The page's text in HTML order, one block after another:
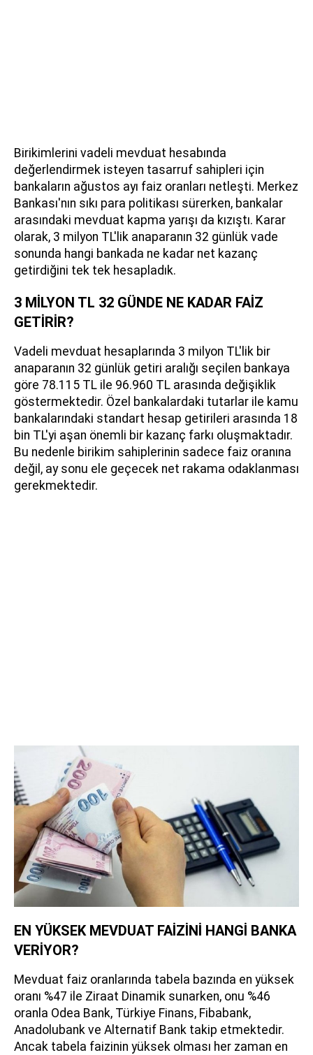
Birikimlerini vadeli mevduat hesabında
değerlendirmek isteyen tasarruf sahipleri için
bankaların ağustos ayı faiz oranları netleşti. Merkez
Bankası'nın sıkı para politikası sürerken, bankalar
arasındaki mevduat kapma yarışı da kızıştı. Karar
olarak, 3 milyon TL'lik anaparanın 32 günlük vade
sonunda hangi bankada ne kadar net kazanç
getirdiğini tek tek hesapladık.
3 MİLYON TL 32 GÜNDE NE KADAR FAİZ
GETİRİR?
Vadeli mevduat hesaplarında 3 milyon TL'lik bir
anaparanın 32 günlük getiri aralığı seçilen bankaya
göre 78.115 TL ile 96.960 TL arasında değişiklik
göstermektedir. Özel bankalardaki tutarlar ile kamu
bankalarındaki standart hesap getirileri arasında 18
bin TL'yi aşan önemli bir kazanç farkı oluşmaktadır.
Bu nedenle birikim sahiplerinin sadece faiz oranına
değil, ay sonu ele geçecek net rakama odaklanması
gerekmektedir.
EN YÜKSEK MEVDUAT FAİZİNİ HANGİ BANKA
VERİYOR?
Mevduat faiz oranlarında tabela bazında en yüksek
oranı %47 ile Ziraat Dinamik sunarken, onu %46
oranla Odea Bank, Türkiye Finans, Fibabank,
Anadolubank ve Alternatif Bank takip etmektedir.
Ancak tabela faizinin yüksek olması her zaman en